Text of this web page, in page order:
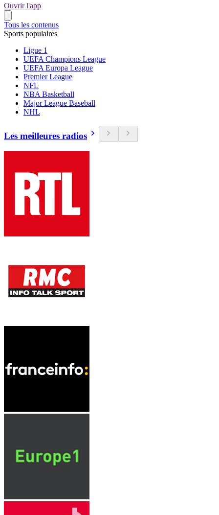
Ouvrir l'app
Tous les contenus
Sports populaires
Ligue 1
UEFA Champions League
UEFA Europa League
Premier League
NFL
NBA Basketball
Major League Baseball
NHL
Les meilleures radios